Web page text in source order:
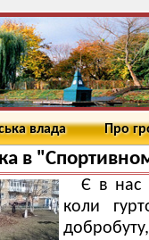
влада Про
в
Є в нас
коли